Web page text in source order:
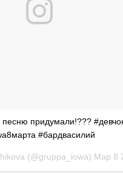
придумали!???
#бардвасилий
(@gruppa_iowa) Мар 8